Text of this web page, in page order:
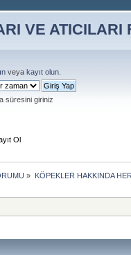
veya kayıt olun
süresini giriniz
Ol
» KÖPEKLER HAKKINDA